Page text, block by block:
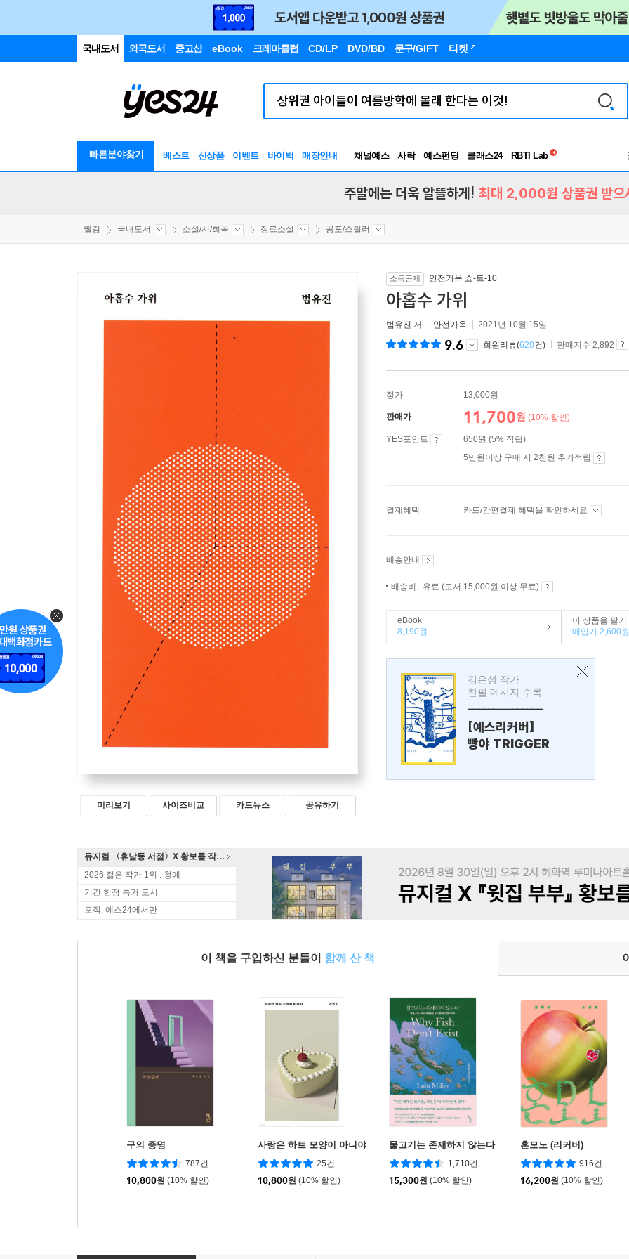
국내도서 외국도서 중고샵 eBook 크레마클럽 CD/LP DVD/BD 문구/GIFT 티켓
빠른분야찾기 베스트 신상품 이벤트 바이백 매장안내 채널예스 사락 예스펀딩 클래스24
RBTI Lab
독서유형검사
주말에는 더욱 알뜰하게! 최대 2,000원 상품권 받으
웰컴 국내도서 소설/시/희곡 장르소설 공포/스릴러
미리보기 사이즈비교 카드뉴스 공유하기
소득공제 안전가옥 쇼-트-10
아홉수 가위
범유진 저 안전가옥 2021년 10월 15일
9.6 회원리뷰(620건) 판매지수 2,892
정가 13,000원
판매가 11,700원 (10% 할인)
YES포인트
650원 (5% 적립)
5만원이상 구매 시 2천원 추가적립
결제혜택 카드/간편결제 혜택을 확인하세요
배송안내
배송비 : 유료 (도서 15,000원 이상 무료)
eBook
8,190원
이 상품을 팔기
매입가 2,600원
김은성 작가
친필 메시지 수록
---------------
[예스리커버]
빵야 TRIGGER
뮤지컬 〈휴남동 서점〉X 황보름 작가 북토크
2026 젊은 작가 1위 : 청예
기간 한정 특가 도서
오직, 예스24에서만
이 책을 구입하신 분들이 함께 산 책
구의 증명
787건
10,800원 (10% 할인)
사랑은 하트 모양이 아니야
25건
10,800원 (10% 할인)
물고기는 존재하지 않는다
1,710건
15,300원 (10% 할인)
혼모노 (리커버)
916건
16,200원 (10% 할인)